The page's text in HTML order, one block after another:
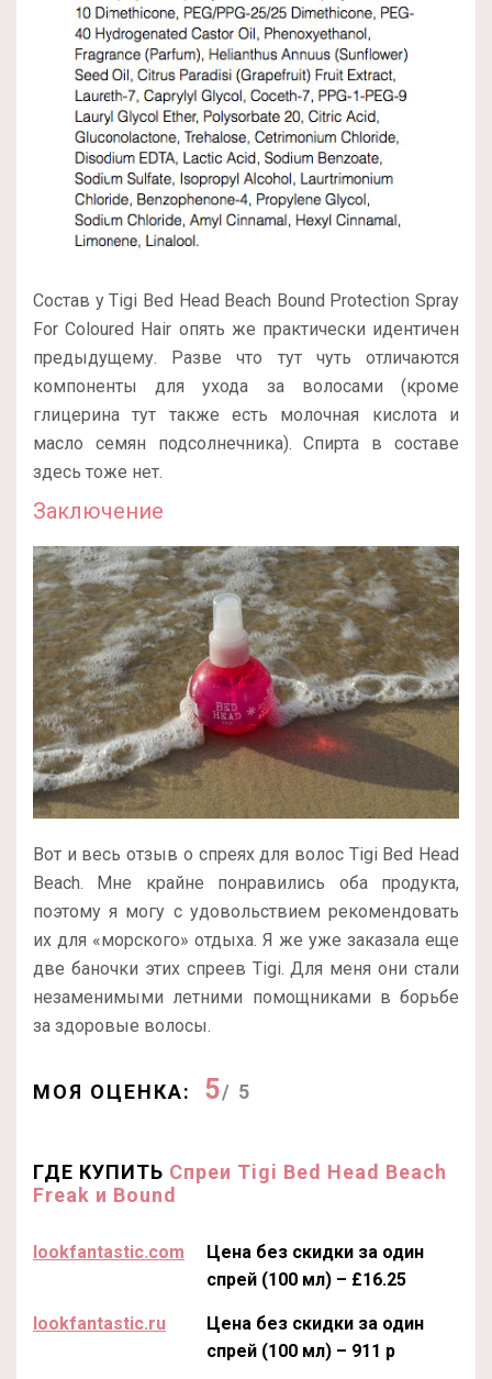
Состав у Tigi Bed Head Beach Bound Protection Spray
For Coloured Hair опять же практически идентичен
предыдущему. Разве что тут чуть отличаются
компоненты для ухода за волосами (кроме
глицерина тут также есть молочная кислота и
масло семян подсолнечника). Спирта в составе
здесь тоже нет.
Заключение
Вот и весь отзыв о спреях для волос Tigi Bed Head
Beach. Мне крайне понравились оба продукта,
поэтому я могу с удовольствием рекомендовать
их для «морского» отдыха. Я же уже заказала еще
две баночки этих спреев Tigi. Для меня они стали
незаменимыми летними помощниками в борьбе
за здоровые волосы.
МОЯ ОЦЕНКА: 5/ 5
ГДЕ КУПИТЬ Спреи Tigi Bed Head Beach
Freak и Bound
lookfantastic.com
Цена без скидки за один
спрей (100 мл) – £16.25
lookfantastic.ru
Цена без скидки за один
спрей (100 мл) – 911 р